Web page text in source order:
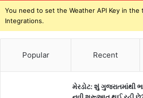
You need to set the Weather API Key in
Integrations.
Popular Recent
મેરડોટ: શું ગુજરાતમાંથી